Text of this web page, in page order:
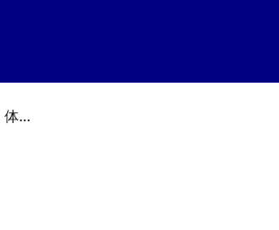
浦安ボーイズ 体験会のお知らせ